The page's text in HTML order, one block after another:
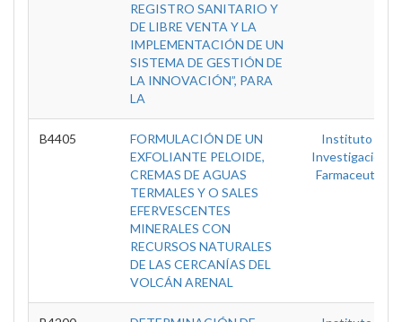
REGISTRO SANITARIO Y
DE LIBRE VENTA Y LA
IMPLEMENTACIÓN DE UN
SISTEMA DE GESTIÓN DE
LA INNOVACIÓN”, PARA
LA
B4405
FORMULACIÓN DE UN
EXFOLIANTE PELOIDE,
CREMAS DE AGUAS
TERMALES Y O SALES
EFERVESCENTES
MINERALES CON
RECURSOS NATURALES
DE LAS CERCANÍAS DEL
VOLCÁN ARENAL
Instituto De
Investigaciones
Farmaceuticas